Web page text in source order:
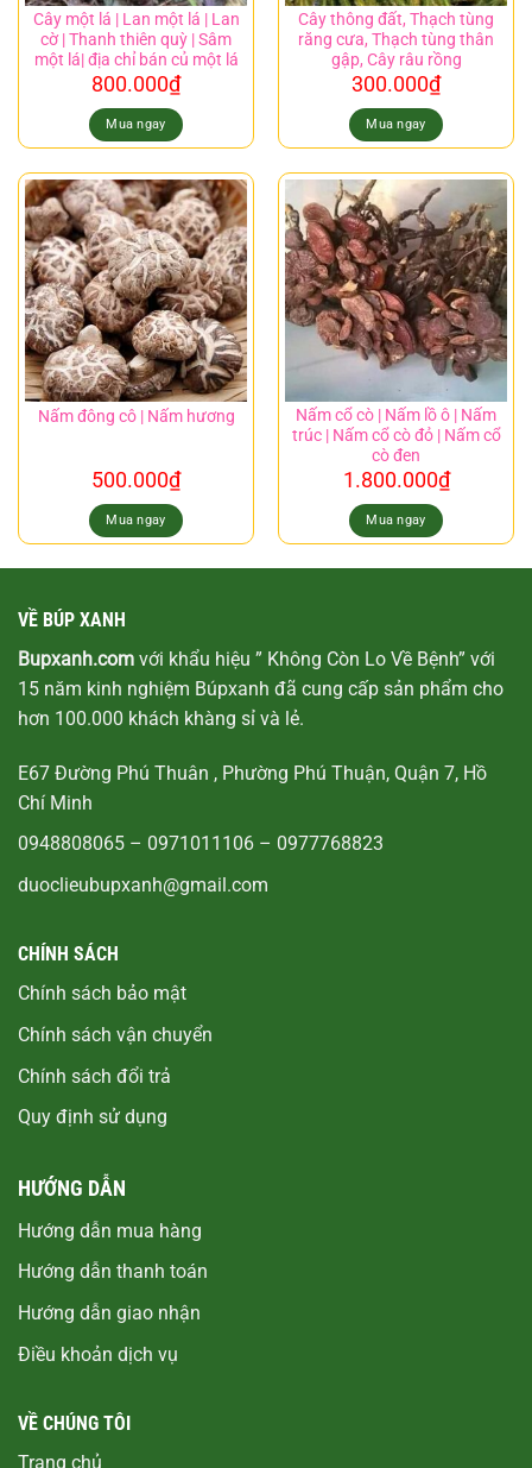
Cây một lá | Lan một lá | Lan
cờ | Thanh thiên quỳ | Sâm
một lá| địa chỉ bán củ một lá
800.000₫
Mua ngay
Cây thông đất, Thạch tùng
răng cưa, Thạch tùng thân
gập, Cây râu rồng
300.000₫
Mua ngay
Nấm đông cô | Nấm hương
500.000₫
Mua ngay
Nấm cổ cò | Nấm lồ ô | Nấm
trúc | Nấm cổ cò đỏ | Nấm cổ
cò đen
1.800.000₫
Mua ngay
VỀ BÚP XANH
Bupxanh.com với khẩu hiệu ” Không Còn Lo Về Bệnh” với
15 năm kinh nghiệm Búpxanh đã cung cấp sản phẩm cho
hơn 100.000 khách khàng sỉ và lẻ.
E67 Đường Phú Thuân , Phường Phú Thuận, Quận 7, Hồ
Chí Minh
0948808065 – 0971011106 – 0977768823
duoclieubupxanh@gmail.com
CHÍNH SÁCH
Chính sách bảo mật
Chính sách vận chuyển
Chính sách đổi trả
Quy định sử dụng
HƯỚNG DẪN
Hướng dẫn mua hàng
Hướng dẫn thanh toán
Hướng dẫn giao nhận
Điều khoản dịch vụ
VỀ CHÚNG TÔI
Trang chủ